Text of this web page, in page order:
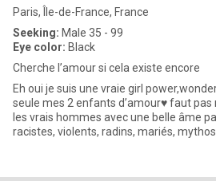
Paris, Île-de-France, France
Seeking: Male 35 - 99
Eye color: Black
Cherche l’amour si cela existe encore
Eh oui je suis une vraie girl
seule mes 2 enfants d’amour♥️ faut
les vrais hommes avec une belle âme
racistes, violents, radins, mariés,